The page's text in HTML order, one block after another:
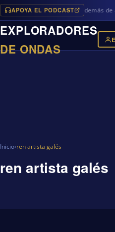
APOYA EL PODCAST
programas en iVoox, además de
EXPLORADORES
DE ONDAS
Inicio›ren artista galés
ren artista galés